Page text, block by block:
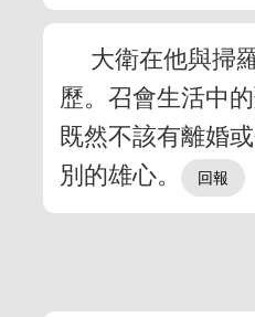
大衛在他與掃
歷。召會生活中
既然不該有離婚
別的雄心。